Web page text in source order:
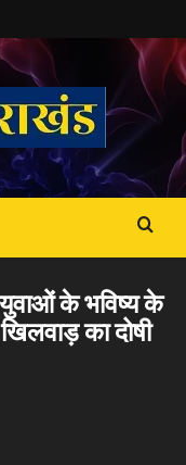
के भविष्य के
का दोषी